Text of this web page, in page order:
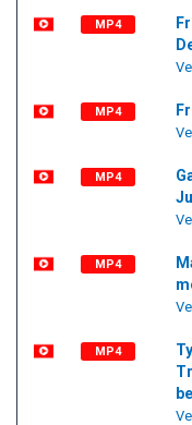
MP4
MP4
MP4
MP4
MP4